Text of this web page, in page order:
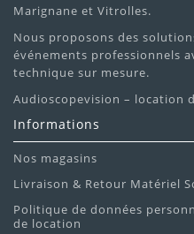
Marignane et Vitrolles.
Nous proposons des
événements professionnels
technique sur mesure.
Audioscopevision – location
Informations
Nos magasins
Livraison & Retour Matériel
Politique de données
de location